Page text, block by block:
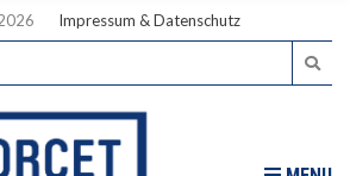
Impressum & Datenschutz